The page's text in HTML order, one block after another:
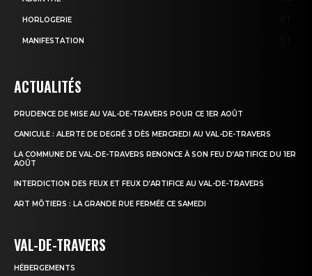
HORLOGERIE
MANIFESTATION
ACTUALITÉS
PRUDENCE DE MISE AU VAL-DE-TRAVERS POUR CE 1ER AOÛT
CANICULE : ALERTE DE DEGRÉ 3 DÈS MERCREDI AU VAL-DE-TRAVERS
LA COMMUNE DE VAL-DE-TRAVERS RENONCE À SON FEU D’ARTIFICE DU 1ER
AOÛT
INTERDICTION DES FEUX ET FEUX D’ARTIFICE AU VAL-DE-TRAVERS
ART MÔTIERS : LA GRANDE RUE FERMÉE CE SAMEDI
VAL-DE-TRAVERS
HÉBERGEMENTS